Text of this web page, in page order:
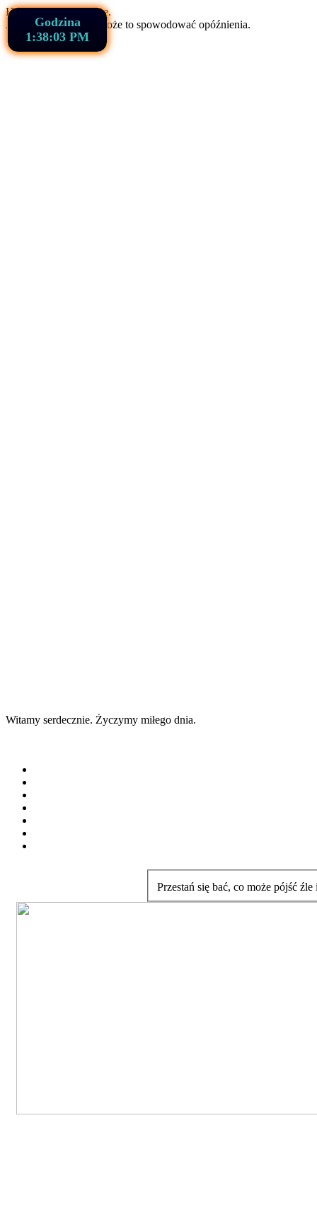
Hajmacik ładuje stronę.
Jeśli używasz VPN, może to spowodować opóźnienia.
Witamy serdecznie. Życzymy miłego dnia.
Przestań się bać, co może pójść
Godzina
1:38:04 PM